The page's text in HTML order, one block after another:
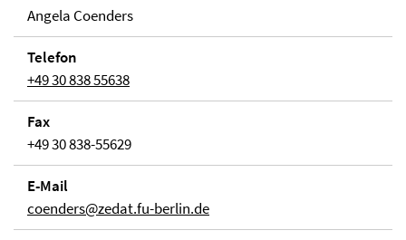
Angela Coenders
Telefon
+49 30 838 55638
Fax
+49 30 838-55629
E-Mail
coenders@zedat.fu-berlin.de